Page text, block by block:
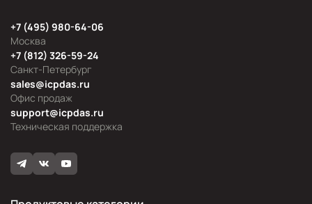
Москва
+7 (495) 980-64-06
Офис продаж
sales@icpdas.ru
Санкт-Петербург
+7 (812) 326-59-24
Техническая поддержка
support@icpdas.ru